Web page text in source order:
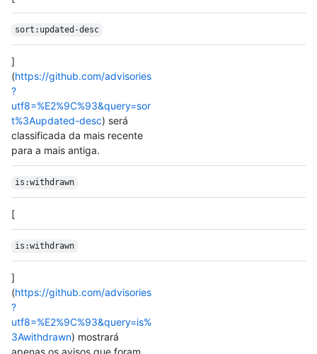
sort:updated-desc
]
(https://github.com/advisories
?
utf8=%E2%9C%93&query=sor
t%3Aupdated-desc) será
classificada da mais recente
para a mais antiga.
is:withdrawn
[
is:withdrawn
]
(https://github.com/advisories
?
utf8=%E2%9C%93&query=is%
3Awithdrawn) mostrará
apenas os avisos que foram